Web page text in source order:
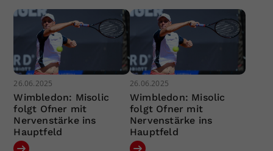
26.06.2025
Wimbledon: Misolic
folgt Ofner mit
Nervenstärke ins
Hauptfeld
26.06.2025
Wimbledon: Misolic
folgt Ofner mit
Nervenstärke ins
Hauptfeld